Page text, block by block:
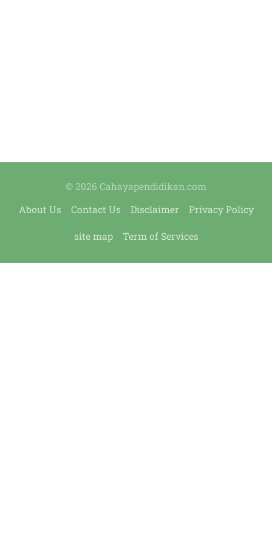
© 2026 Cahayapendidikan.com
About Us
Contact Us Disclaimer Privacy Policy
site map Term of Services